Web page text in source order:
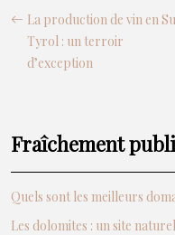
La production de vin en
Tyrol : un terroir
d’exception
Fraîchement
Quels sont les meilleurs
Les dolomites : un site